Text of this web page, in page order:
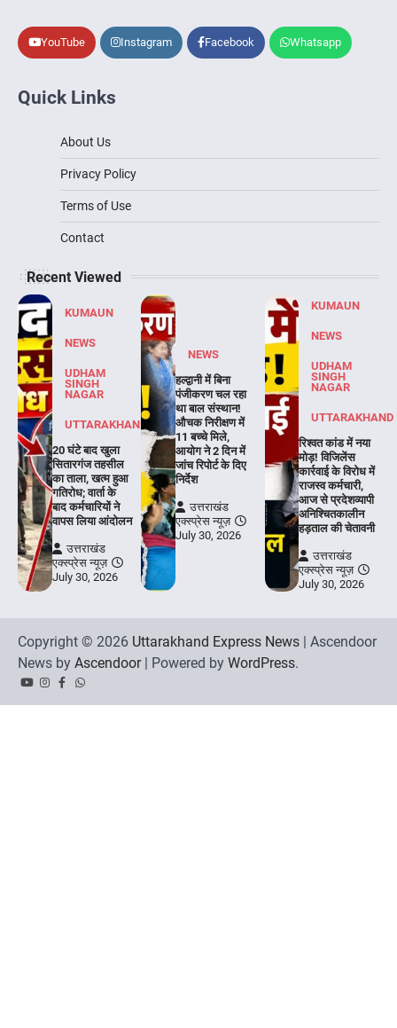
YouTube Instagram Facebook Whatsapp
Quick Links
About Us
Privacy Policy
Terms of Use
Contact
Recent Viewed
KUMAUN
NEWS
UDHAM
SINGH
NAGAR
UTTARAKHAND
20 घंटे बाद खुला
सितारगंज तहसील
का ताला, खत्म हुआ
गतिरोध; वार्ता के
बाद कर्मचारियों ने
वापस लिया आंदोलन
उत्तराखंड
एक्स्प्रेस न्यूज़
July 30, 2026
NEWS
हल्द्वानी में बिना
पंजीकरण चल रहा
था बाल संस्थान!
औचक निरीक्षण में
11 बच्चे मिले,
आयोग ने 2 दिन में
जांच रिपोर्ट के दिए
निर्देश
उत्तराखंड
एक्स्प्रेस न्यूज़
July 30, 2026
KUMAUN
NEWS
UDHAM
SINGH
NAGAR
UTTARAKHAND
रिश्वत कांड में नया
मोड़! विजिलेंस
कार्रवाई के विरोध में
राजस्व कर्मचारी,
आज से प्रदेशव्यापी
अनिश्चितकालीन
हड़ताल की चेतावनी
उत्तराखंड
एक्स्प्रेस न्यूज़
July 30, 2026
Copyright © 2026 Uttarakhand Express News | Ascendoor
News by Ascendoor| Powered by WordPress.
YouTubeInstagram
Facebook
Whatsapp